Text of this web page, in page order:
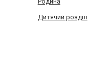
Дитячий розділ